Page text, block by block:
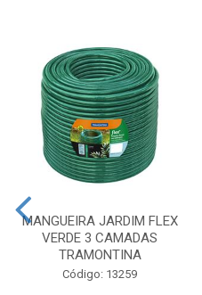
MANGUEIRA JARDIM FLEX
VERDE 3 CAMADAS
TRAMONTINA
Código: 13259